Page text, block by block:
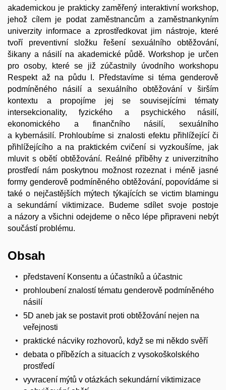
akademickou je prakticky zaměřený interaktivní workshop,
jehož cílem je podat zaměstnancům a zaměstnankyním
univerzity informace a zprostředkovat jim nástroje, které
tvoří preventivní složku řešení sexuálního obtěžování,
šikany a násilí na akademické půdě. Workshop je určen
pro osoby, které se již zúčastnily úvodního workshopu
Respekt až na půdu I. Představíme si téma genderově
podmíněného násilí a sexuálního obtěžování v širším
kontextu a propojíme jej se souvisejícími tématy
intersekcionality, fyzického a psychického násilí,
ekonomického a finančního násilí, sexuálního
a kybernásilí. Prohloubíme si znalosti efektu přihlížející či
přihlížejícího a na praktickém cvičení si vyzkoušíme, jak
mluvit s obětí obtěžování. Reálné příběhy z univerzitního
prostředí nám poskytnou možnost rozeznat i méně jasné
formy genderově podmíněného obtěžování, popovídáme si
také o nejčastějších mýtech týkajících se victim blamingu
a sekundární viktimizace. Budeme sdílet svoje postoje
a názory a všichni odejdeme o něco lépe připraveni nebýt
součástí problému.
Obsah
představení Konsentu a účastníků a účastnic
prohloubení znalostí tématu genderově podmíněného
násilí
5D aneb jak se postavit proti obtěžování nejen na
veřejnosti
praktické nácviky rozhovorů, když se mi někdo svěří
debata o příbězích a situacích z vysokoškolského
prostředí
vyvracení mýtů v otázkách sekundární viktimizace